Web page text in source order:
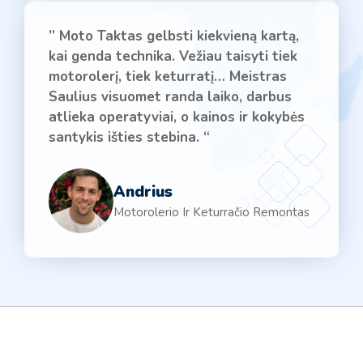
” Moto Taktas gelbsti kiekvieną kartą,
kai genda technika. Vežiau taisyti tiek
motorolerį, tiek keturratį… Meistras
Saulius visuomet randa laiko, darbus
atlieka operatyviai, o kainos ir kokybės
santykis išties stebina. “
Andrius
Motorolerio Ir Keturračio Remontas